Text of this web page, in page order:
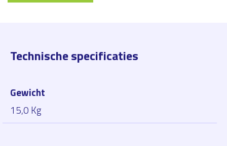
Technische specificaties
Gewicht
15,0 Kg